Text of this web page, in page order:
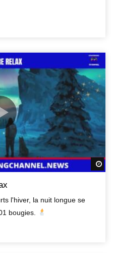
l'hiver, la nuit longue se
bougies.